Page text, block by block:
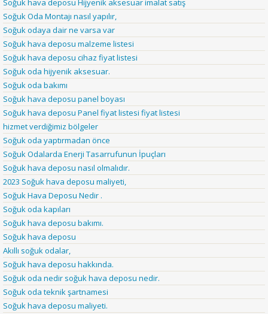
Soğuk hava deposu Hijyenik aksesuar imalat satış
Soğuk Oda Montajı nasıl yapılır,
Soğuk odaya dair ne varsa var
Soğuk hava deposu malzeme listesi
Soğuk hava deposu cihaz fiyat listesi
Soğuk oda hijyenik aksesuar.
Soğuk oda bakımı
Soğuk hava deposu panel boyası
Soğuk hava deposu Panel fiyat listesi fiyat listesi
hizmet verdiğimiz bölgeler
Soğuk oda yaptırmadan önce
Soğuk Odalarda Enerji Tasarrufunun İpuçları
Soğuk hava deposu nasıl olmalıdır.
2023 Soğuk hava deposu maliyeti,
Soğuk Hava Deposu Nedir .
Soğuk oda kapıları
Soğuk hava deposu bakımı.
Soğuk hava deposu
Akıllı soğuk odalar,
Soğuk hava deposu hakkında.
Soğuk oda nedir soğuk hava deposu nedir.
Soğuk oda teknik şartnamesi
Soğuk hava deposu maliyeti.